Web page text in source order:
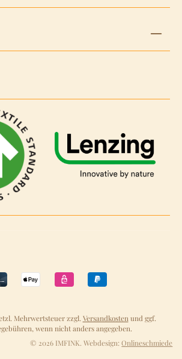
Mehrwertsteuer zzgl. Versandkosten und ggf.
wenn nicht anders angegeben.
© 2026 IMFINK. Webdesign:Onlineschmiede